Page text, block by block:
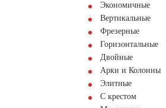
Экономичные
Вертикальные
Фрезерные
Горизонтальные
Двойные
Арки и Колонны
Элитные
С крестом